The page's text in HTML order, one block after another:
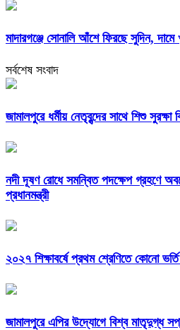
মাদারগঞ্জে সোনালি আঁশে ফিরছে সুদিন,
সর্বশেষ সংবাদ
জামালপুরে ধর্মীয় নেতৃবৃন্দের সাথে শিশু সুরক্ষা
নদী দূষণ রোধে সমন্বিত পদক্ষেপ গ্রহণে
প্রধানমন্ত্রী
২০২৭ শিক্ষাবর্ষে প্রথম শ্রেণিতে কোনো
জামালপুরে এপির উদ্যোগে বিশ্ব মাতৃদুগ্ধ